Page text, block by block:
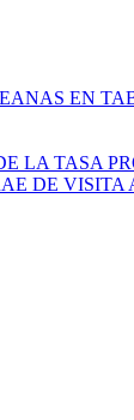
EN
LA TASA
DE VISITA